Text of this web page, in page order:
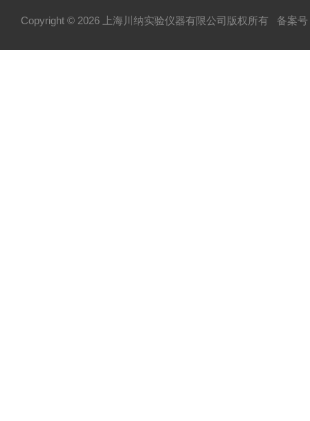
Copyright © 2026 上海川纳实验仪器有限公司版权所有 备案号